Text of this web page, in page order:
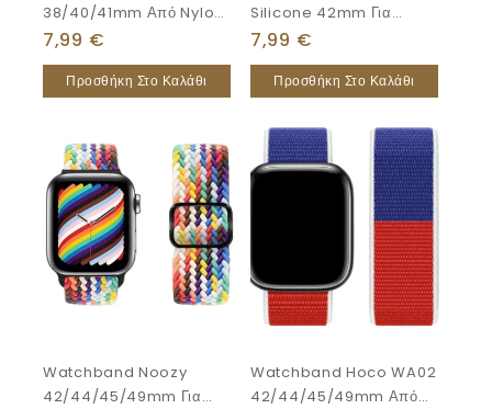
38/40/41mm Από Nylon
Για Apple Watch Series
1/2/3/4/5/6/7/8/SE
Storm Black With Grey
7,99 €
Προσθήκη Στο Καλάθι
Silicone 42mm Για
Apple Watch Series
4/3/2/1 Λευκό
7,99 €
Προσθήκη Στο Καλάθι
Watchband Noozy
42/44/45/49mm Για
Watchband Hoco WA02
42/44/45/49mm Από